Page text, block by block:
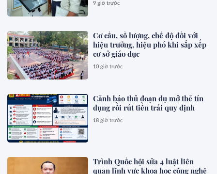
9 giờ trước
Cơ cấu, số lượng, chế độ đối với
hiệu trưởng, hiệu phó khi sắp xếp
cơ sở giáo dục
10 giờ trước
Cảnh báo thủ đoạn dụ mở thẻ tín
dụng rồi rút tiền trái quy định
18 giờ trước
Trình Quốc hội sửa 4 luật liên
quan lĩnh vực khoa học công nghệ